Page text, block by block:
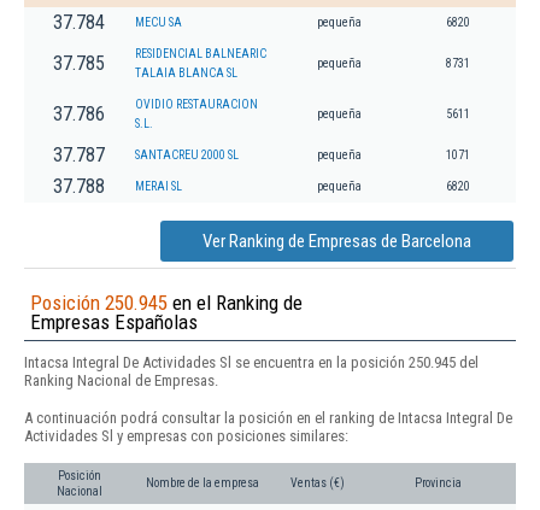
37.784 MECU SA pequeña 6820
37.785
RESIDENCIAL BALNEARIC
TALAIA BLANCA SL
pequeña 8731
37.786
OVIDIO RESTAURACION
S.L.
pequeña 5611
37.787 SANTACREU 2000 SL pequeña 1071
37.788 MERAI SL pequeña 6820
Ver Ranking de Empresas de Barcelona
Posición 250.945 en el Ranking de
Empresas Españolas
Intacsa Integral De Actividades Sl se encuentra en la posición 250.945 del
Ranking Nacional de Empresas.
A continuación podrá consultar la posición en el ranking de Intacsa Integral De
Actividades Sl y empresas con posiciones similares:
Posición
Nacional
Nombre de la empresa Ventas (€) Provincia